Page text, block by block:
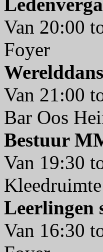
Van 20:00
Foyer
Werelddans
Van 21:00
Bar Oos
Bestuur
Van 19:30
Leerlingen
Van 16:30